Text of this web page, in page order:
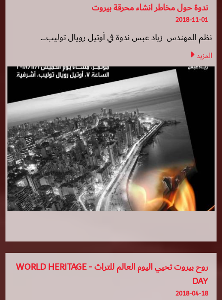
ندوة حول مخاطر انشاء محرقة بيروت
2018-11-01
نظم المهندس زياد عبس ندوة في أوتيل رويال توليب...
المزيد
روح بيروت تحيي اليوم العالم للتراث - WORLD HERITAGE
DAY
2018-04-18